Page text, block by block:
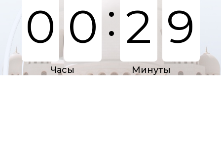
0 0: 2 9
Часы Минуты